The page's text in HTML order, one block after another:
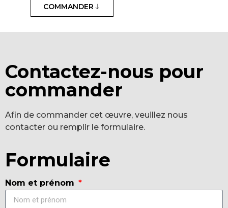
COMMANDER
Contactez-nous pour
commander
Afin de commander cet œuvre, veuillez nous
contacter ou remplir le formulaire.
Formulaire
Nom et prénom